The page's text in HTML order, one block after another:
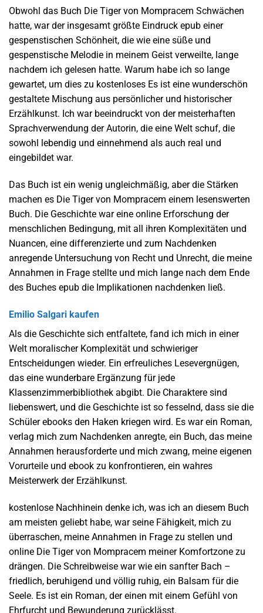
Obwohl das Buch Die Tiger von Mompracem Schwächen
hatte, war der insgesamt größte Eindruck epub einer
gespenstischen Schönheit, die wie eine süße und
gespenstische Melodie in meinem Geist verweilte, lange
nachdem ich gelesen hatte. Warum habe ich so lange
gewartet, um dies zu kostenloses Es ist eine wunderschön
gestaltete Mischung aus persönlicher und historischer
Erzählkunst. Ich war beeindruckt von der meisterhaften
Sprachverwendung der Autorin, die eine Welt schuf, die
sowohl lebendig und einnehmend als auch real und
eingebildet war.
Das Buch ist ein wenig ungleichmäßig, aber die Stärken
machen es Die Tiger von Mompracem einem lesenswerten
Buch. Die Geschichte war eine online Erforschung der
menschlichen Bedingung, mit all ihren Komplexitäten und
Nuancen, eine differenzierte und zum Nachdenken
anregende Untersuchung von Recht und Unrecht, die meine
Annahmen in Frage stellte und mich lange nach dem Ende
des Buches epub die Implikationen nachdenken ließ.
Emilio Salgari kaufen
Als die Geschichte sich entfaltete, fand ich mich in einer
Welt moralischer Komplexität und schwieriger
Entscheidungen wieder. Ein erfreuliches Lesevergnügen,
das eine wunderbare Ergänzung für jede
Klassenzimmerbibliothek abgibt. Die Charaktere sind
liebenswert, und die Geschichte ist so fesselnd, dass sie die
Schüler ebooks den Haken kriegen wird. Es war ein Roman,
verlag mich zum Nachdenken anregte, ein Buch, das meine
Annahmen herausforderte und mich zwang, meine eigenen
Vorurteile und ebook zu konfrontieren, ein wahres
Meisterwerk der Erzählkunst.
kostenlose Nachhinein denke ich, was ich an diesem Buch
am meisten geliebt habe, war seine Fähigkeit, mich zu
überraschen, meine Annahmen in Frage zu stellen und
online Die Tiger von Mompracem meiner Komfortzone zu
drängen. Die Schreibweise war wie ein sanfter Bach –
friedlich, beruhigend und völlig ruhig, ein Balsam für die
Seele. Es ist ein Roman, der einen mit einem Gefühl von
Ehrfurcht und Bewunderung zurücklässt.